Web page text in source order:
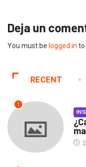
Deja un
You must be logged in to
RECENT
1